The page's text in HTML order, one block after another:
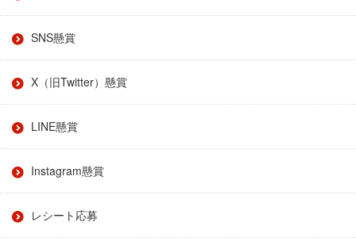
SNS懸賞
X（旧Twitter）懸賞
LINE懸賞
Instagram懸賞
レシート応募